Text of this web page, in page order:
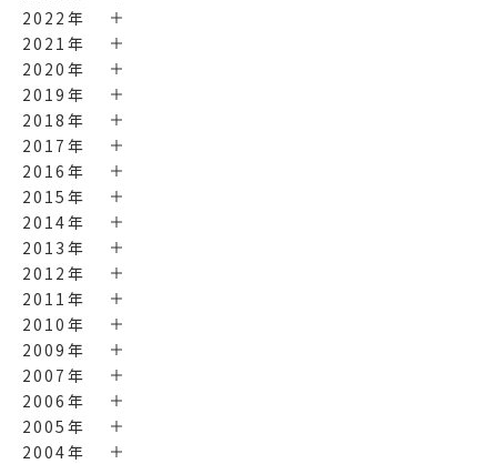
2022年
2021年
2020年
2019年
2018年
2017年
2016年
2015年
2014年
2013年
2012年
2011年
2010年
2009年
2007年
2006年
2005年
2004年